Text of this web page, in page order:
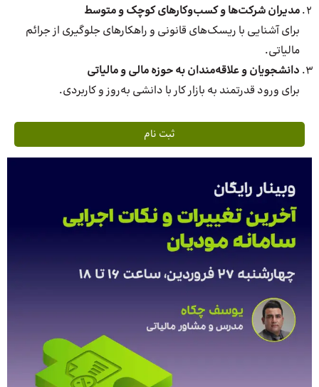
مدیران شرکت‌ها و کسب‌وکارهای کوچک و متوسط
برای آشنایی با ریسک‌های قانونی و راهکارهای جلوگیری از جرائم
مالیاتی.
دانشجویان و علاقه‌مندان به حوزه مالی و مالیاتی
برای ورود قدرتمند به بازار کار با دانشی به‌روز و کاربردی.
ثبت نام